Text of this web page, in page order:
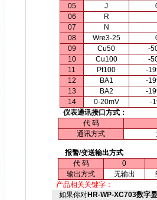
05
J
06
R
07
N
08
Wre3-25
09
Cu50
-
10
Cu100
-
11
Pt100
-
12
BA1
-
13
BA2
-
14
0-20mV
-
仪表通讯接口方式：
代 码
通讯方式
报警/变送输出方式
代 码
0
输出方式
无输出
产品相关关键字：
如果你对HR-WP-XC703数字